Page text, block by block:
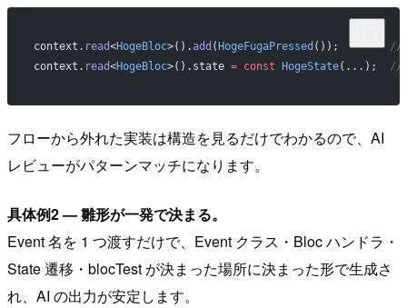
context. read<HogeBloc>().add ( HogeFugaPressed ()); //
context. read<HogeBloc>().state = const HogeState(...); //
フローから外れた実装は構造を見るだけでわかるので、AI
レビューがパターンマッチになります。
具体例2 — 雛形が一発で決まる。
Event 名を 1 つ渡すだけで、Event クラス・Bloc ハンドラ・
State 遷移・blocTest が決まった場所に決まった形で生成さ
れ、AI の出力が安定します。